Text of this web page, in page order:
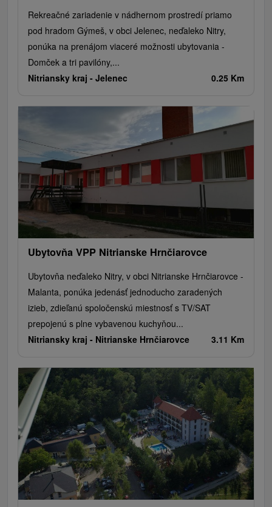
Rekreačné zariadenie v nádhernom prostredí priamo
pod hradom Gýmeš, v obci Jelenec, neďaleko Nitry,
ponúka na prenájom viaceré možnosti ubytovania -
Domček a tri pavilóny,...
Nitriansky kraj - Jelenec 0.25 Km
Ubytovňa VPP Nitrianske Hrnčiarovce
Ubytovňa neďaleko Nitry, v obci Nitrianske Hrnčiarovce -
Malanta, ponúka jedenásť jednoducho zaradených
izieb, zdieľanú spoločenskú miestnosť s TV/SAT
prepojenú s plne vybavenou kuchyňou...
Nitriansky kraj - Nitrianske Hrnčiarovce 3.11 Km